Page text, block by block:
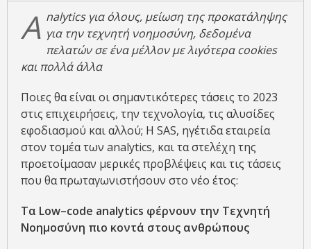
A nalyticsγια όλους, μείωση της προκατάληψης
για την τεχνητή νοημοσύνη, δεδομένα
πελατών σε ένα μέλλον με λιγότεραcookies
και πολλά άλλα
Ποιες θα είναι οι σημαντικότερες τάσεις το 2023
στις επιχειρήσεις, την τεχνολογία, τις αλυσίδες
εφοδιασμού και αλλού; Η SAS, ηγέτιδα εταιρεία
στον τομέα των analytics, και τα στελέχη της
προετοίμασαν μερικές προβλέψεις και τις τάσεις
που θα πρωταγωνιστήσουν στο νέο έτος:
Τα Low–code analytics φέρνουν την Τεχνητή
Νοημοσύνη πιο κοντά στους ανθρώπους